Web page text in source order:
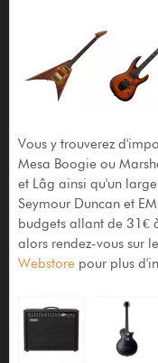
Vous y trouverez
Mesa Boogie ou
et Lâg ainsi qu'un
Seymour Duncan et
budgets allant de 31€
alors rendez-vous sur
Webstore pour plus